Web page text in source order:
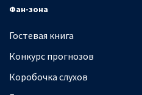
Фан-зона
Гостевая книга
Конкурс прогнозов
Коробочка слухов